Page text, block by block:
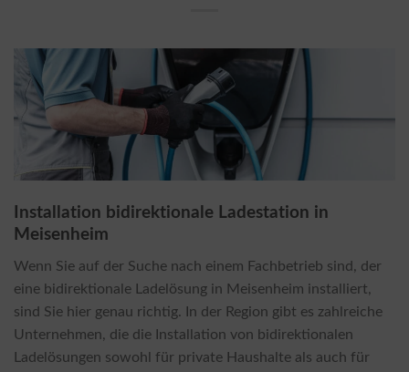
Installation bidirektionale Ladestation in
Meisenheim
Wenn Sie auf der Suche nach einem Fachbetrieb sind, der
eine bidirektionale Ladelösung in Meisenheim installiert,
sind Sie hier genau richtig. In der Region gibt es zahlreiche
Unternehmen, die die Installation von bidirektionalen
Ladelösungen sowohl für private Haushalte als auch für